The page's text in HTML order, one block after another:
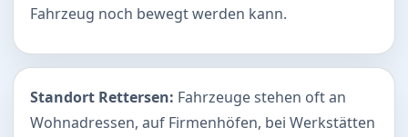
Fahrzeug noch bewegt werden kann.
Standort Rettersen: Fahrzeuge stehen oft an
Wohnadressen, auf Firmenhöfen, bei Werkstätten